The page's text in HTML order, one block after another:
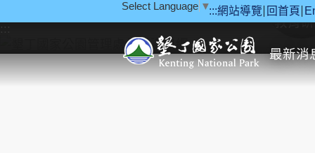
:::網站導覽 回首頁
Select Language ▼
最新消
::: 教育